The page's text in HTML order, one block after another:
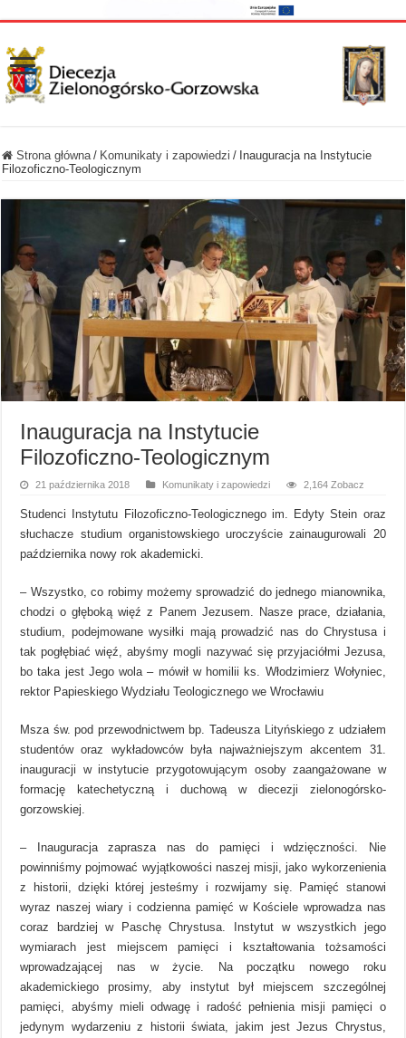
Strona główna / Komunikaty i zapowiedzi / Inauguracja na Instytucie
Filozoficzno-Teologicznym
Inauguracja na Instytucie
Filozoficzno-Teologicznym
21 października 2018 Komunikaty i zapowiedzi 2,164 Zobacz
Studenci Instytutu Filozoficzno-Teologicznego im. Edyty Stein oraz
słuchacze studium organistowskiego uroczyście zainaugurowali 20
października nowy rok akademicki.
– Wszystko, co robimy możemy sprowadzić do jednego mianownika,
chodzi o głęboką więź z Panem Jezusem. Nasze prace, działania,
studium, podejmowane wysiłki mają prowadzić nas do Chrystusa i
tak pogłębiać więź, abyśmy mogli nazywać się przyjaciółmi Jezusa,
bo taka jest Jego wola – mówił w homilii ks. Włodzimierz Wołyniec,
rektor Papieskiego Wydziału Teologicznego we Wrocławiu
Msza św. pod przewodnictwem bp. Tadeusza Lityńskiego z udziałem
studentów oraz wykładowców była najważniejszym akcentem 31.
inauguracji w instytucie przygotowującym osoby zaangażowane w
formację katechetyczną i duchową w diecezji zielonogórsko-
gorzowskiej.
– Inauguracja zaprasza nas do pamięci i wdzięczności. Nie
powinniśmy pojmować wyjątkowości naszej misji, jako wykorzenienia
z historii, dzięki której jesteśmy i rozwijamy się. Pamięć stanowi
wyraz naszej wiary i codzienna pamięć w Kościele wprowadza nas
coraz bardziej w Paschę Chrystusa. Instytut w wszystkich jego
wymiarach jest miejscem pamięci i kształtowania tożsamości
wprowadzającej nas w życie. Na początku nowego roku
akademickiego prosimy, aby instytut był miejscem szczególnej
pamięci, abyśmy mieli odwagę i radość pełnienia misji pamięci o
jedynym wydarzeniu z historii świata, jakim jest Jezus Chrystus,